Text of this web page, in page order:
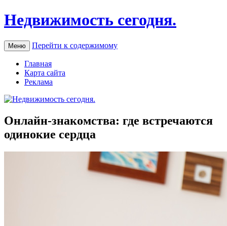
Недвижимость сегодня.
Меню Перейти к содержимому
Главная
Карта сайта
Реклама
Онлайн-знакомства: где встречаются
одинокие сердца